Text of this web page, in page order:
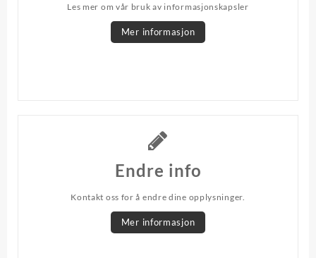
Les mer om vår bruk av informasjonskapsler
Mer informasjon
Endre info
Kontakt oss for å endre dine opplysninger.
Mer informasjon